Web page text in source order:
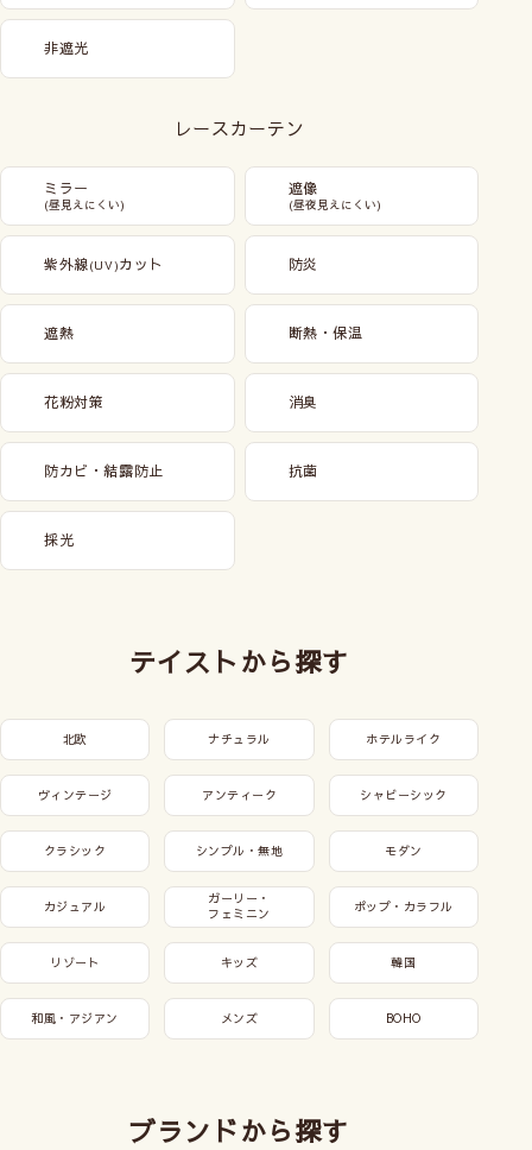
非遮光
レースカーテン
ミラー
(昼見えにくい)
遮像
(昼夜見えにくい)
紫外線(UV)カット 防炎
遮熱 断熱・保温
花粉対策 消臭
防カビ・結露防止 抗菌
採光
テイストから探す
北欧 ナチュラル ホテルライク
ヴィンテージ アンティーク シャビーシック
クラシック シンプル・無地 モダン
カジュアル
ガーリー・
フェミニン
ポップ・カラフル
リゾート キッズ 韓国
和風・アジアン メンズ BOHO
ブランドから探す